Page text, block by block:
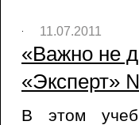
11.07.2011
«Важно не
«Эксперт»
В этом